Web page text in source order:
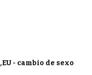
EU - cambio de sexo